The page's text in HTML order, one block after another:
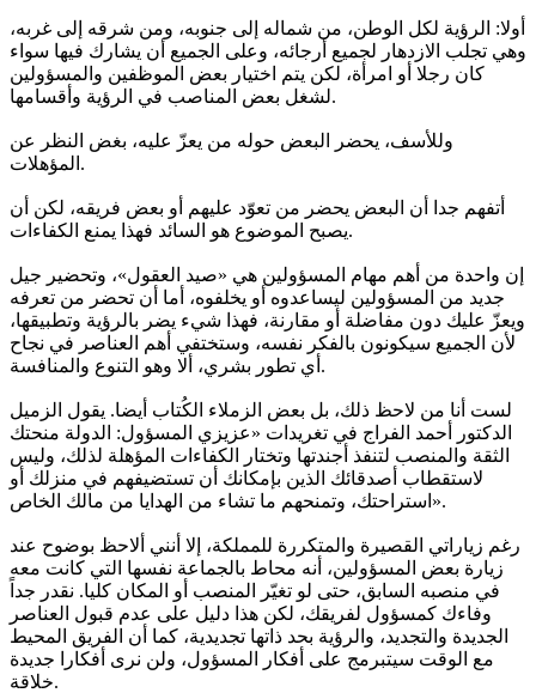
أولا: الرؤية لكل الوطن، من شماله إلى جنوبه، ومن شرقه إلى غربه،
وهي تجلب الازدهار لجميع أرجائه، وعلى الجميع أن يشارك فيها سواء
كان رجلا أو امرأة، لكن يتم اختيار بعض الموظفين والمسؤولين
لشغل بعض المناصب في الرؤية وأقسامها.
وللأسف، يحضر البعض حوله من يعزّ عليه، بغض النظر عن
المؤهلات.
أتفهم جدا أن البعض يحضر من تعوّد عليهم أو بعض فريقه، لكن أن
يصبح الموضوع هو السائد فهذا يمنع الكفاءات.
إن واحدة من أهم مهام المسؤولين هي «صيد العقول»، وتحضير جيل
جديد من المسؤولين ليساعدوه أو يخلفوه، أما أن تحضر من تعرفه
ويعزّ عليك دون مفاضلة أو مقارنة، فهذا شيء يضر بالرؤية وتطبيقها،
لأن الجميع سيكونون بالفكر نفسه، وستختفي أهم العناصر في نجاح
أي تطور بشري، ألا وهو التنوع والمنافسة.
لست أنا من لاحظ ذلك، بل بعض الزملاء الكُتاب أيضا. يقول الزميل
الدكتور أحمد الفراج في تغريدات «عزيزي المسؤول: الدولة منحتك
الثقة والمنصب لتنفذ أجندتها وتختار الكفاءات المؤهلة لذلك، وليس
لاستقطاب أصدقائك الذين بإمكانك أن تستضيفهم في منزلك أو
استراحتك، وتمنحهم ما تشاء من الهدايا من مالك الخاص».
رغم زياراتي القصيرة والمتكررة للمملكة، إلا أنني ألاحظ بوضوح عند
زيارة بعض المسؤولين، أنه محاط بالجماعة نفسها التي كانت معه
في منصبه السابق، حتى لو تغيّر المنصب أو المكان كليا. نقدر جداً
وفاءك كمسؤول لفريقك، لكن هذا دليل على عدم قبول العناصر
الجديدة والتجديد، والرؤية بحد ذاتها تجديدية، كما أن الفريق المحيط
مع الوقت سيتبرمج على أفكار المسؤول، ولن نرى أفكارا جديدة
خلاقة.